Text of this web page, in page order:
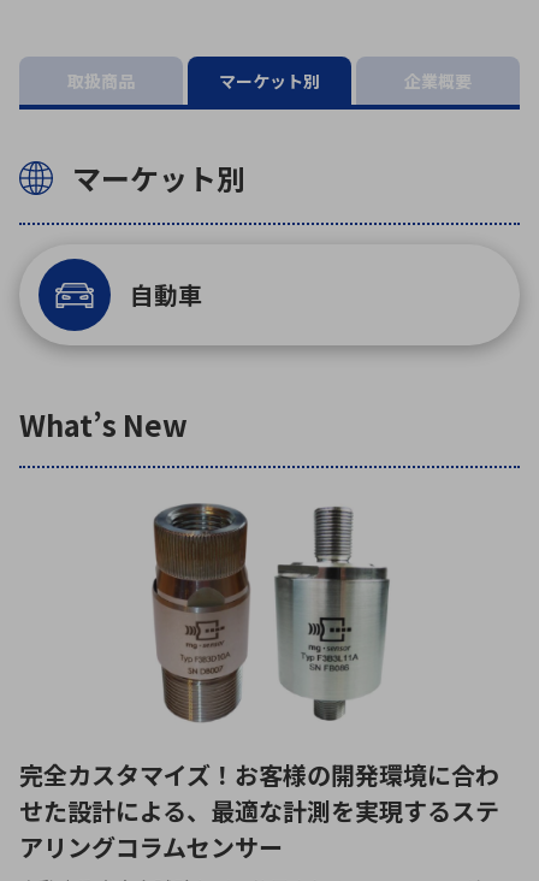
ブログ｜ここから始まる最新技術
レーダ・衛星通信
環境構築・開発システム
取扱商品 マーケット別 企業概要
マーケット別
自動車
What’s New
完全カスタマイズ！お客様の開発環境に合わ
せた設計による、最適な計測を実現するステ
アリングコラムセンサー